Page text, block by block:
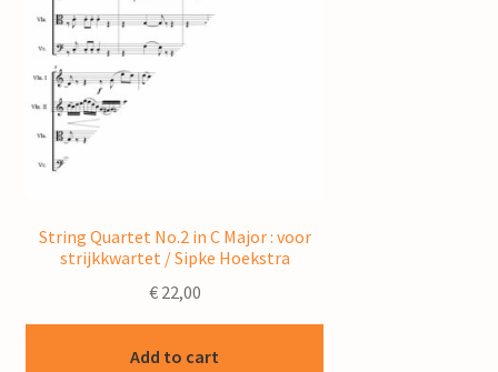
String Quartet No.2 in C Major : voor
strijkkwartet / Sipke Hoekstra
€22,00
Add to cart